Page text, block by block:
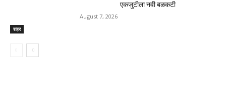
शहर
एकजुटीला नवी बळकटी
August 7, 2026